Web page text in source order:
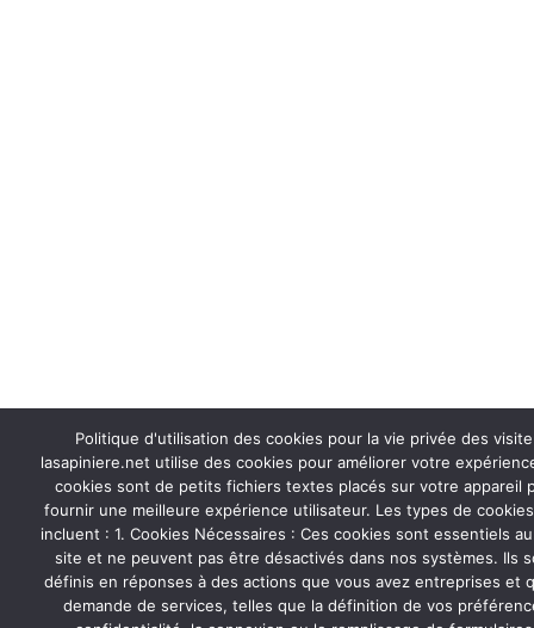
Politique d'utilisation des cookies pour la vie privée des
lasapiniere.net utilise des cookies pour améliorer votre
cookies sont de petits fichiers textes placés sur votre appareil
fournir une meilleure expérience utilisateur. Les types de
incluent : 1. Cookies Nécessaires : Ces cookies sont essentiels
site et ne peuvent pas être désactivés dans nos systèmes. Ils
définis en réponses à des actions que vous avez entreprises et
demande de services, telles que la définition de vos